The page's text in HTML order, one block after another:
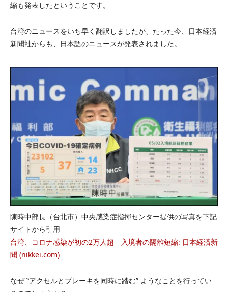
縮も発表したということです。
台湾のニュースをいち早く翻訳しましたが、たった今、日本経済
新聞社からも、日本語のニュースが発表されました。
陳時中部長（台北市）中央感染症指揮センター提供の写真を下記
サイトから引用
台湾、コロナ感染が初の2万人超 入境者の隔離短縮: 日本経済新
聞 (nikkei.com)
なぜ ‟アクセルとブレーキを同時に踏む” ようなことを行ってい